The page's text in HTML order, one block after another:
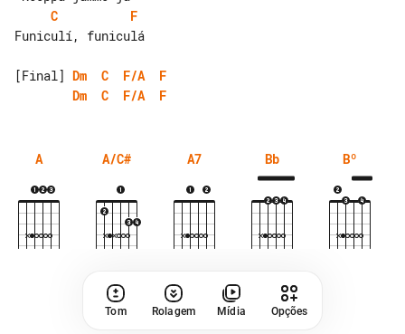
C
F
Funiculí, funiculá
[Final] Dm C F/A
F
Dm
C F/A F
A A/C# A7 Bb Bº
Tom Rolagem Mídia Opções